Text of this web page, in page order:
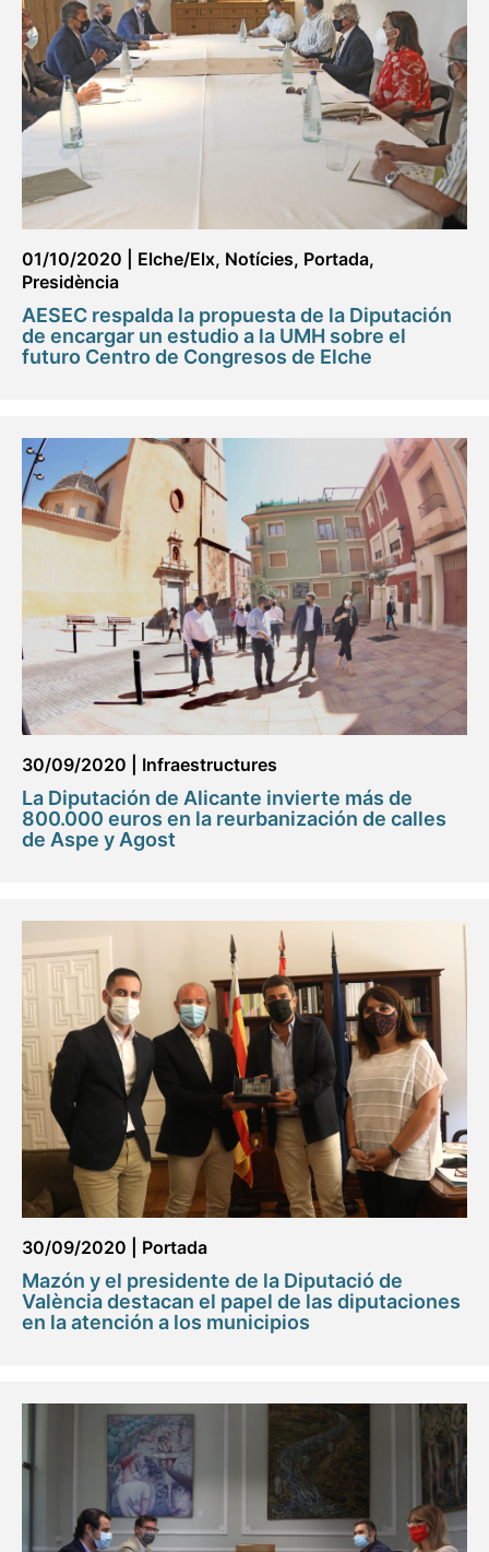
01/10/2020 Elche/Elx, Notícies, Portada,
Presidència
AESEC respalda la propuesta de la Diputación
de encargar un estudio a la UMH sobre el
futuro Centro de Congresos de Elche
30/09/2020 Infraestructures
La Diputación de Alicante invierte más de
800.000 euros en la reurbanización de calles
de Aspe y Agost
30/09/2020 Portada
Mazón y el presidente de la Diputació de
València destacan el papel de las diputaciones
en la atención a los municipios